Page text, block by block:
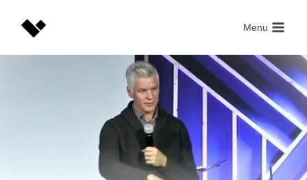
Menu